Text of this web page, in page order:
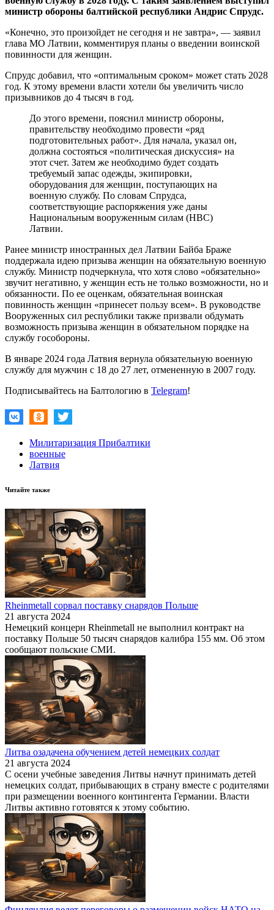
министр обороны балтийской республики Андрис Спрудс.
«Конечно, это произойдет не сегодня и не завтра», — заявил
глава МО Латвии, комментируя планы о введении воинской
повинности для женщин.
Спрудс добавил, что «оптимальным сроком» может стать 2028
год. К этому времени власти хотели бы увеличить число
призывников до 4 тысяч в год.
До этого времени, пояснил министр обороны,
правительству необходимо провести «ряд
подготовительных работ». Для начала, указал он,
должна состояться «политическая дискуссия» на
этот счет. Затем же необходимо будет создать
требуемый запас одежды, экипировки,
оборудования для женщин, поступающих на
военную службу. По словам Спрудса,
соответствующие распоряжения уже даны
Национальным вооруженным силам (НВС)
Латвии.
Ранее министр иностранных дел Латвии Байба Браже
поддержала идею призыва женщин на обязательную военную
службу. Министр подчеркнула, что хотя слово «обязательно»
звучит негативно, у женщин есть не только возможности, но и
обязанности. По ее оценкам, обязательная воинская
повинность женщин «принесет пользу всем». В руководстве
Вооруженных сил республики также призвали обдумать
возможность призыва женщин в обязательном порядке на
службу гособороны.
В январе 2024 года Латвия вернула обязательную военную
службу для мужчин с 18 до 27 лет, отмененную в 2007 году.
Подписывайтесь на Балтологию в Telegram!
Милитаризация Прибалтики
военные
Латвия
Читайте также
Rheinmetall сорвал поставку снарядов Польше
21 августа 2024
Немецкий концерн Rheinmetall не выполнил контракт на
поставку Польше 50 тысяч снарядов калибра 155 мм. Об этом
сообщают польские СМИ.
Литва озадачена обучением детей немецких солдат
21 августа 2024
С осени учебные заведения Литвы начнут принимать детей
немецких солдат, прибывающих в страну вместе с родителями
при размещении военного контингента Германии. Власти
Литвы активно готовятся к этому событию.